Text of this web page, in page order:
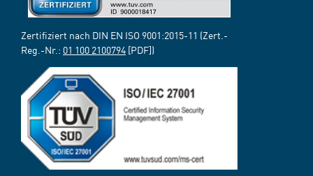
Zertifiziert nach DIN EN ISO 9001:2015-11 (Zert.-
Reg.-Nr.: 01 100 2100794 [PDF])